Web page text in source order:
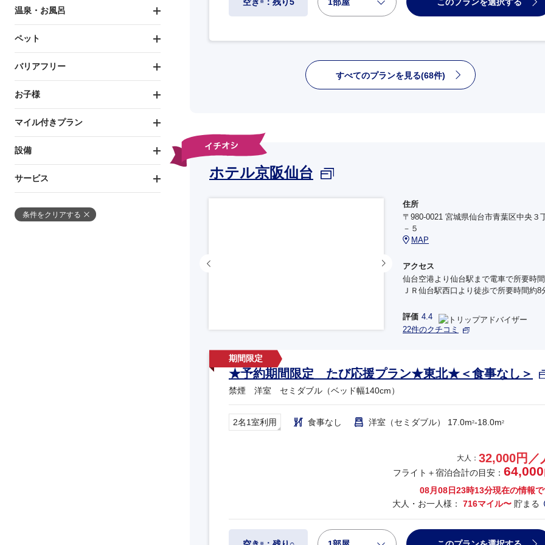
温泉・お風呂
ペット
バリアフリー
お子様
マイル付きプラン
設備
サービス
条件をクリアする
空き ※：残り5
すべてのプランを見る(68件)
ホテル京阪仙台
住所
〒980-0021 宮城県仙台市青葉区中央３
－５
MAP
アクセス
仙台空港より仙台駅まで電車で所要時
ＪＲ仙台駅西口より徒歩で所要時間約8
評価 4.4
22件のクチコミ
★予約期間限定 たび応援プラン★東北★＜食事なし＞
禁煙 洋室 セミダブル（ベッド幅140cm）
2名1室利用 食事なし 洋室（セミダブル） 17.0m2-18.0m2
大人： 32,000円／
フライト＋宿泊合計の目安： 64,000
08月08日23時13分現在の情報
大人・お一人様： 716マイル〜 貯まる
※